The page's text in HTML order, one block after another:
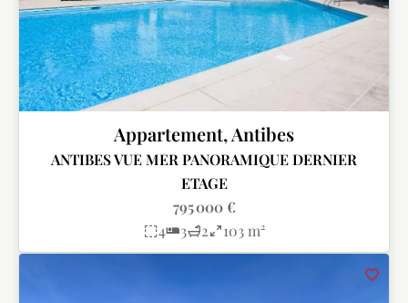
Appartement, Antibes
ANTIBES VUE MER PANORAMIQUE DERNIER
ETAGE
795 000 €
4
3 2 103 m²